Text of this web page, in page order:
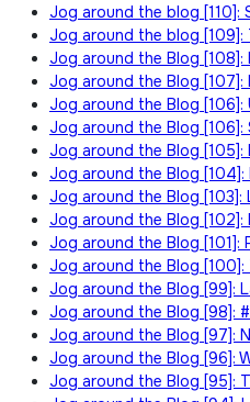
Jog around the blog [110]:
Jog around the blog [109]:
Jog around the Blog [108]:
Jog around the Blog [107]:
Jog around the Blog [106]:
Jog around the Blog
Jog around the Blog [105]:
Jog around the Blog [104]:
Jog around the Blog [103]:
Jog around the Blog [102]:
Jog around the Blog
Jog around the Blog [100]:
Jog around the Blog [99]:
Jog around the Blog [98]:
Jog around the Blog [97]:
Jog around the Blog [96]:
Jog around the Blog [95]: